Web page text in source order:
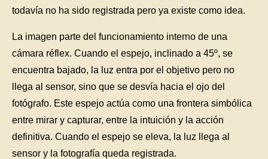
todavía no ha sido registrada pero ya existe como idea.
La imagen parte del funcionamiento interno de una
cámara réflex. Cuando el espejo, inclinado a 45º, se
encuentra bajado, la luz entra por el objetivo pero no
llega al sensor, sino que se desvía hacia el ojo del
fotógrafo. Este espejo actúa como una frontera simbólica
entre mirar y capturar, entre la intuición y la acción
definitiva. Cuando el espejo se eleva, la luz llega al
sensor y la fotografía queda registrada.